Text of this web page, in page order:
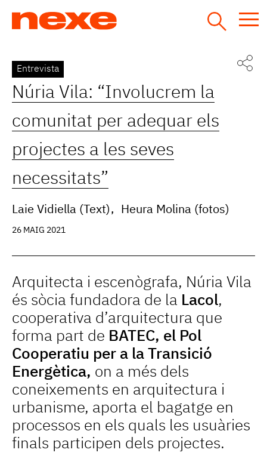
Back
to
top
Entrevista
Núria Vila: “Involucrem la
comunitat per adequar els
projectes a les seves
necessitats”
Laie Vidiella (Text) Heura Molina (fotos)
26 MAIG 2021
Arquitecta i escenògrafa, Núria Vila
és sòcia fundadora de la Lacol,
cooperativa d’arquitectura que
forma part de BATEC, el Pol
Cooperatiu per a la Transició
Energètica, on a més dels
coneixements en arquitectura i
urbanisme, aporta el bagatge en
processos en els quals les usuàries
finals participen dels projectes.